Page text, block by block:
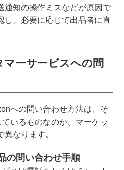
通知の操作ミスなどが原因で
し、必要に応じて出品者に直
ーサービスへの問
への問い合わせ方法は、そ
いるものなのか、マーケッ
異なります。
の問い合わせ手順